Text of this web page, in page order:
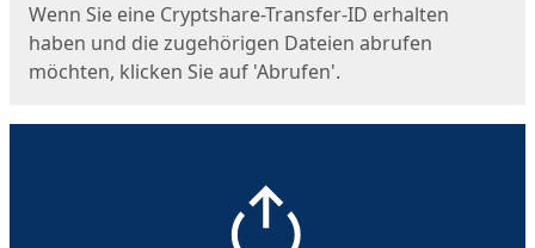
Wenn Sie eine Cryptshare-Transfer-ID erhalten
haben und die zugehörigen Dateien abrufen
möchten, klicken Sie auf 'Abrufen'.